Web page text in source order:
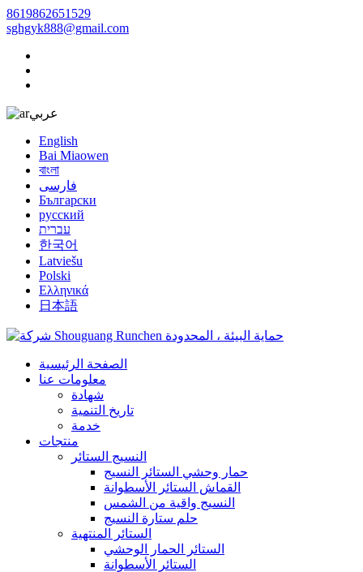
8619862651529
sghgyk888@gmail.com
عربي
English
Bai Miaowen
বাংলা
فارسی
Български
русский
עברית
한국어
Latviešu
Polski
Ελληνικά
日本語
الصفحة الرئيسية
معلومات عنا
شهادة
تاريخ التنمية
خدمة
منتجات
النسيج الستائر
حمار وحشي الستائر النسيج
القماش الستائر الأسطوانة
النسيج واقية من الشمس
حلم ستارة النسيج
الستائر المنتهية
الستائر الحمار الوحشي
الستائر الأسطوانة